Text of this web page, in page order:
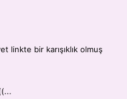
linkte bir karışıklık olmuş